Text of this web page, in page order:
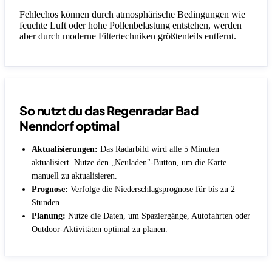
Fehlechos können durch atmosphärische Bedingungen wie
feuchte Luft oder hohe Pollenbelastung entstehen, werden
aber durch moderne Filtertechniken größtenteils entfernt.
So nutzt du das Regenradar Bad
Nenndorf optimal
Aktualisierungen: Das Radarbild wird alle 5 Minuten
aktualisiert. Nutze den „Neuladen"-Button, um die Karte
manuell zu aktualisieren.
Prognose: Verfolge die Niederschlagsprognose für bis zu 2
Stunden.
Planung: Nutze die Daten, um Spaziergänge, Autofahrten oder
Outdoor-Aktivitäten optimal zu planen.